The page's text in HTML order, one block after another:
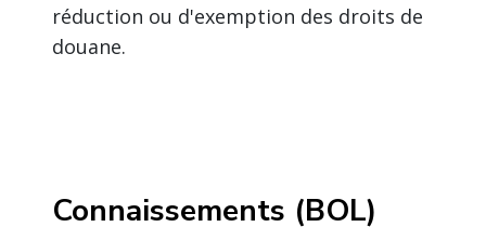
réduction ou d'exemption des droits de
douane.
Connaissements (BOL)